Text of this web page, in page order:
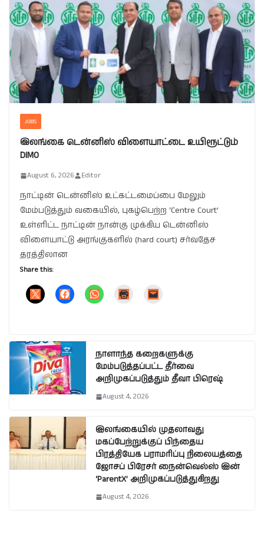
JOBS
இலங்கை டென்னிஸ் விளையாட்டை உயிரூட்டும்
DIMO
August 6, 2026 Editor
நாட்டின் டென்னிஸ் உட்கட்டமைப்பை மேலும்
மேம்படுத்தும் வகையில், புகழ்பெற்ற ‘Centre Court’
உள்ளிட்ட நாட்டின் நான்கு முக்கிய டென்னிஸ்
விளையாட்டு அரங்குகளில் (hard court) சர்வதேச
தரத்திலான
Share this:
நாளாந்த கறைகளுக்கு
மேம்படுத்தப்பட்ட தீர்வை
அறிமுகப்படுத்தும் தீவா பிரெஷ்
August 4, 2026
இலங்கையில் முதலாவது
மகப்பேற்றுக்குப் பிந்தைய
பிரத்தியேக பராமரிப்பு நிலையத்தை
ஜோசப் பிரேசர் நைன்வெல்ஸ் இன்
‘ParentX’ அறிமுகப்படுத்துகிறது
August 4, 2026